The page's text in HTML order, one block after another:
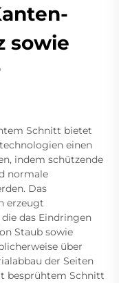
sowie
Schnitt bietet
einen
indem schützende
normale
Das
erzeugt
das Eindringen
Staub sowie
über
der Seiten
besprühtem Schnitt